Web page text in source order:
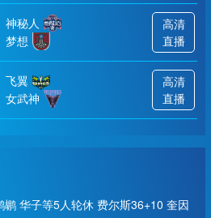
神秘人
梦想
高清
直播
飞翼
女武神
高清
直播
华子等5人轮休 费尔斯36+10 奎因